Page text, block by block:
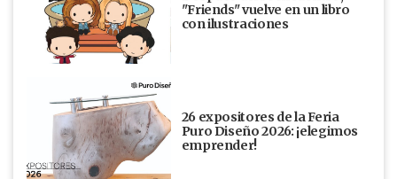
"Friends" vuelve en un libro
con ilustraciones
26 expositores de la Feria
Puro Diseño 2026: ¡elegimos
emprender!